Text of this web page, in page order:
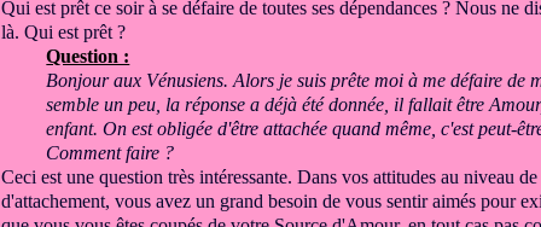
Qui est prêt ce soir à se défaire de toutes ses dépendances ? Nous ne
là. Qui est prêt ?
Question :
Bonjour aux Vénusiens. Alors je suis prête moià me défaire de
semble un peu, la réponse a déjà été donnée, il fallait être
enfant.On est obligée d'être attachée quand même, c'est peut-
Comment faire ?
Ceci est une question très intéressante. Dans vos attitudes au niveau
d'attachement, vous avez un grand besoin de vous sentiraimés pour